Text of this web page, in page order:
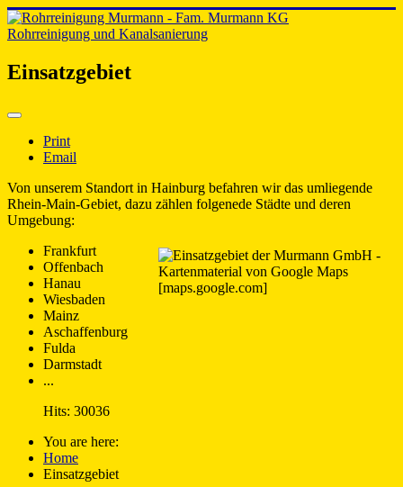
Rohrreinigung und Kanalsanierung
Einsatzgebiet
Print
Email
Von unserem Standort in Hainburg befahren wir das umliegende
Rhein-Main-Gebiet, dazu zählen folgenede Städte und deren
Umgebung:
Frankfurt
Offenbach
Hanau
Wiesbaden
Mainz
Aschaffenburg
Fulda
Darmstadt
...
Hits: 30036
You are here:
Home
Einsatzgebiet